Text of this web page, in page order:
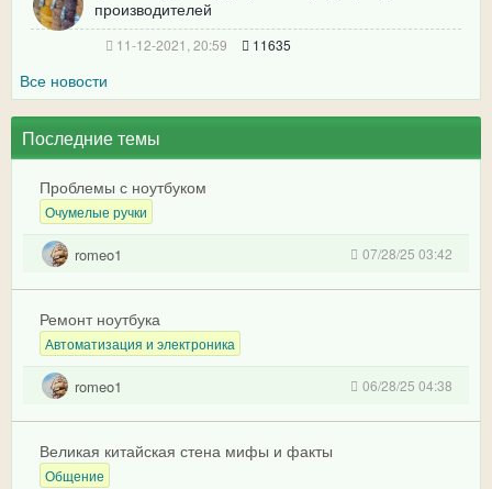
производителей
11-12-2021, 20:59 11635
Все новости
Последние темы
Проблемы с ноутбуком
Очумелые ручки
romeo1 07/28/25 03:42
Ремонт ноутбука
Автоматизация и электроника
romeo1 06/28/25 04:38
Великая китайская стена мифы и факты
Общение